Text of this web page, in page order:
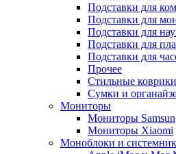
Подставки для
Подставки для
Подставки для
Подставки для
Подставки для
Прочее
Стильные
Сумки и
Мониторы
Мониторы
Мониторы Xiaomi
Моноблоки и